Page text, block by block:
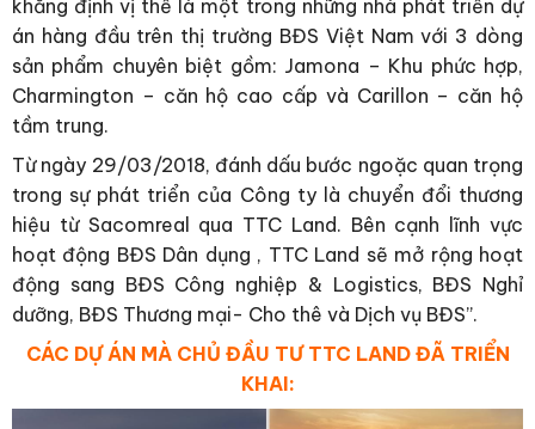
khẳng định vị thế là một trong những nhà phát triển dự
án hàng đầu trên thị trường BĐS Việt Nam với 3 dòng
sản phẩm chuyên biệt gồm: Jamona – Khu phức hợp,
Charmington – căn hộ cao cấp và Carillon – căn hộ
tầm trung.
Từ ngày 29/03/2018, đánh dấu bước ngoặc quan trọng
trong sự phát triển của Công ty là chuyển đổi thương
hiệu từ Sacomreal qua TTC Land. Bên cạnh lĩnh vực
hoạt động BĐS Dân dụng , TTC Land sẽ mở rộng hoạt
động sang BĐS Công nghiệp & Logistics, BĐS Nghỉ
dưỡng, BĐS Thương mại- Cho thê và Dịch vụ BĐS”.
CÁC DỰ ÁN MÀ CHỦ ĐẦU TƯ TTC LAND ĐÃ TRIỂN
KHAI: